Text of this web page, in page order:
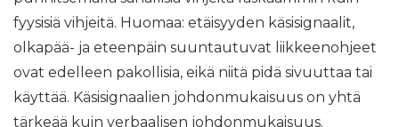
fyysisiä vihjeitä. Huomaa: etäisyyden käsisignaalit,
olkapää- ja eteenpäin suuntautuvat liikkeenohjeet
ovat edelleen pakollisia, eikä niitä pidä sivuuttaa tai
käyttää. Käsisignaalien johdonmukaisuus on yhtä
tärkeää kuin verbaalisen johdonmukaisuus.